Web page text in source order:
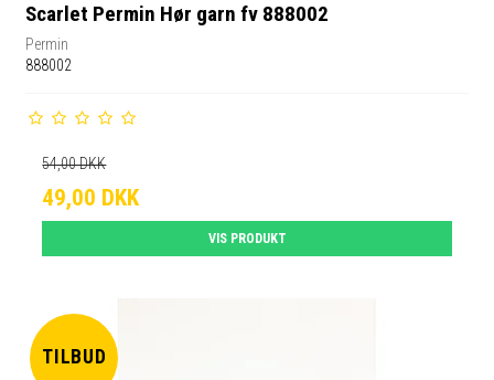
Scarlet Permin Hør garn fv 888002
Permin
888002
54,00 DKK
49,00 DKK
VIS PRODUKT
TILBUD